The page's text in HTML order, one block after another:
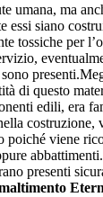
ma
siano
tossiche per
di questo
edili, era
viene
presenti